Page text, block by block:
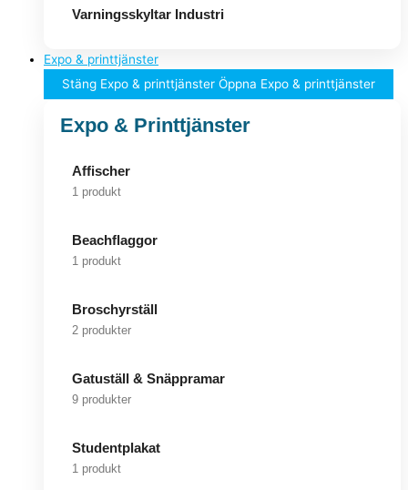
Varningsskyltar Industri
Expo & printtjänster
Stäng Expo & printtjänster Öppna Expo & printtjänster
Expo & Printtjänster
Affischer
1 produkt
Beachflaggor
1 produkt
Broschyrställ
2 produkter
Gatuställ & Snäppramar
9 produkter
Studentplakat
1 produkt